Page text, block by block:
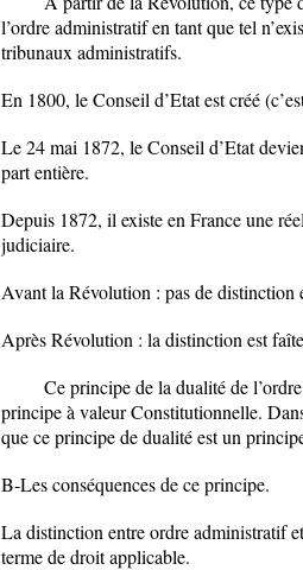
l’ordre administratif en tant que tel
tribunaux administratifs.
En 1800, le Conseil d’Etat est créé
Le 24 mai 1872, le Conseil d’Etat
part entière.
Depuis 1872, il existe en France une
judiciaire.
Avant la Révolution : pas de distinction
Après Révolution : la distinction est
Ce principe de la dualité de
principe à valeur Constitutionnelle.
que ce principe de dualité est un
B-Les conséquences de ce principe.
La distinction entre ordre administratif
terme de droit applicable.